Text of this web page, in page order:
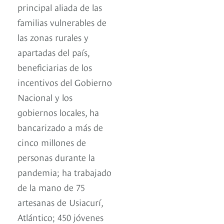
principal aliada de las
familias vulnerables de
las zonas rurales y
apartadas del país,
beneficiarias de los
incentivos del Gobierno
Nacional y los
gobiernos locales, ha
bancarizado a más de
cinco millones de
personas durante la
pandemia; ha trabajado
de la mano de 75
artesanas de Usiacurí,
Atlántico; 450 jóvenes